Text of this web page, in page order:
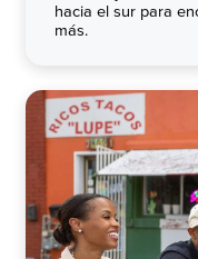
hacia el sur para
más.